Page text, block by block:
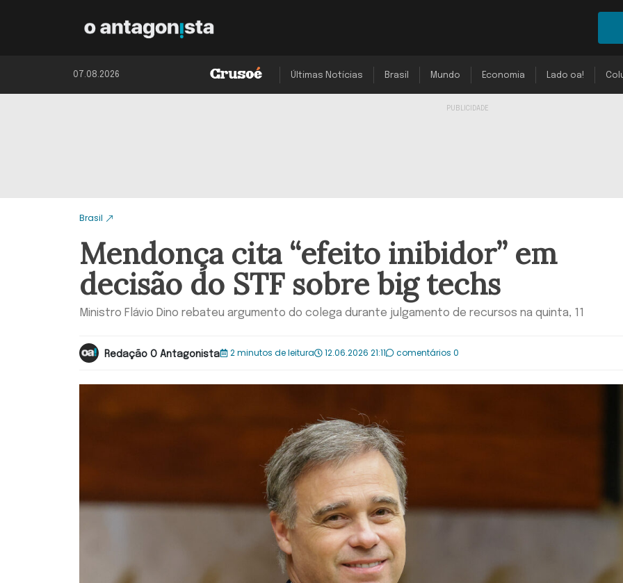
07.08.2026 Últimas Notícias Brasil Mundo Economia Lado oa!
Brasil
Mendonça cita “efeito inibidor” em
decisão do STF sobre big techs
Ministro Flávio Dino rebateu argumento do colega durante julgamento de recursos na quinta, 11
Redação O Antagonista 2 minutos de leitura 12.06.2026 21:11 comentários 0